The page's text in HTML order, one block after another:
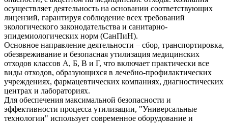
осуществляет деятельность на основании соответствующих
лицензий, гарантируя соблюдение всех требований
экологического законодательства и санитарно-
эпидемиологических норм (СанПиН).
Основное направление деятельности – сбор, транспортировка,
обезвреживание и безопасная утилизация медицинских
отходов классов А, Б, В и Г, что включает практически все
виды отходов, образующихся в лечебно-профилактических
учреждениях, фармацевтических компаниях, диагностических
центрах и лабораториях.
Для обеспечения максимальной безопасности и
эффективности процесса утилизации, "Универсальные
технологии" использует современное оборудование и